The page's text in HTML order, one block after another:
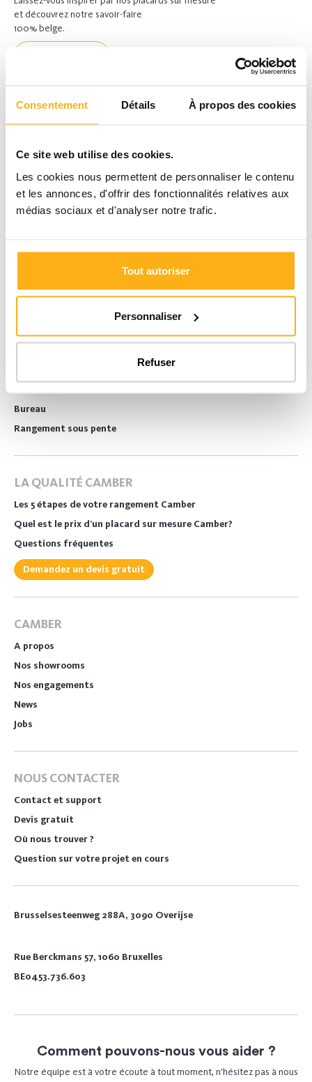
Consentement Détails À propos des cookies
Ce site web utilise des cookies.
Les cookies nous permettent de personnaliser le contenu
et les annonces, d'offrir des fonctionnalités relatives aux
médias sociaux et d'analyser notre trafic.
Tout autoriser
Personnaliser
Refuser
et découvrez notre savoir-faire
100% belge.
Inspirations
Camber Magazine
Les styles Camber
Expérience client
Tendances
RÉALISATIONS PAR PIÈCE
Bureau
Rangement sous pente
LA QUALITÉ CAMBER
Les 5 étapes de votre rangement Camber
Quel est le prix d’un placard sur mesure Camber?
Questions fréquentes
Demandez un devis gratuit
CAMBER
A propos
Nos showrooms
Nos engagements
News
Jobs
NOUS CONTACTER
Contact et support
Devis gratuit
Où nous trouver ?
Question sur votre projet en cours
Brusselsesteenweg 288A, 3090 Overijse
Rue Berckmans 57, 1060 Bruxelles
BE0453.736.603
Comment pouvons-nous vous aider ?
Notre équipe est à votre écoute à tout moment, n’hésitez pas à nous